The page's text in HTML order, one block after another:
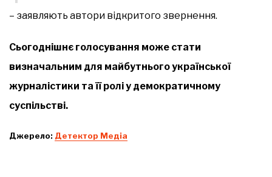
– заявляють автори відкритого звернення.
Сьогоднішнє голосування може стати
визначальним для майбутнього української
журналістики та її ролі у демократичному
суспільстві.
Джерело: Детектор Медіа